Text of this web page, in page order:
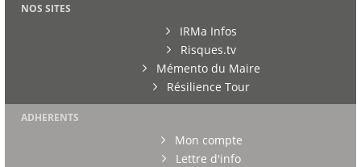
NOS SITES
IRMa Infos
Risques.tv
Mémento du Maire
Résilience Tour
ADHERENTS
Mon compte
Lettre d'info